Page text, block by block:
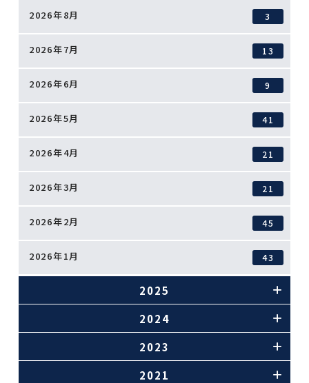
2026年8月 3
2026年7月 13
2026年6月 9
2026年5月 41
2026年4月 21
2026年3月 21
2026年2月 45
2026年1月 43
2025
2024
2023
2021